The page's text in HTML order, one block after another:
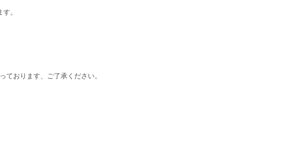
。
ております、ご了承ください。